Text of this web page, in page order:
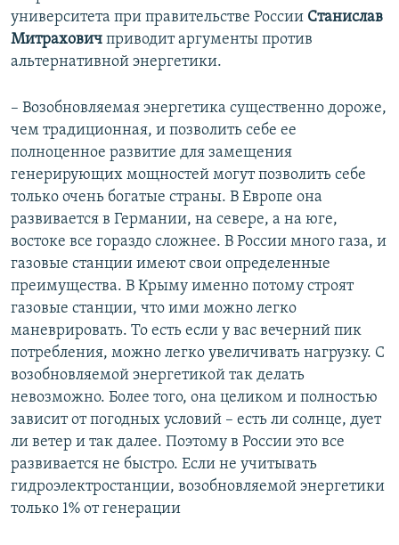
университета при правительстве России Станислав
Митрахович приводит аргументы против
альтернативной энергетики.
– Возобновляемая энергетика существенно дороже,
чем традиционная, и позволить себе ее
полноценное развитие для замещения
генерирующих мощностей могут позволить себе
только очень богатые страны. В Европе она
развивается в Германии, на севере, а на юге,
востоке все гораздо сложнее. В России много газа, и
газовые станции имеют свои определенные
преимущества. В Крыму именно потому строят
газовые станции, что ими можно легко
маневрировать. То есть если у вас вечерний пик
потребления, можно легко увеличивать нагрузку. С
возобновляемой энергетикой так делать
невозможно. Более того, она целиком и полностью
зависит от погодных условий – есть ли солнце, дует
ли ветер и так далее. Поэтому в России это все
развивается не быстро. Если не учитывать
гидроэлектростанции, возобновляемой энергетики
только 1% от генерации